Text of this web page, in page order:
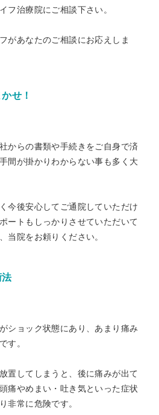
フ治療院にご相談下さい。
があなたのご相談にお応えしま
せ！
からの書類や手続きをご自身で済
間が掛かりわからない事も多く大
今後安心してご通院していただけ
ートもしっかりさせていただいて
当院をお頼りください。
ショック状態にあり、あまり痛み
す。
置してしまうと、後に痛みが出て
痛やめまい・吐き気といった症状
非常に危険です。